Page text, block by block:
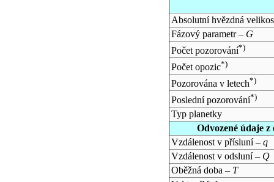
Absolutní hvězdná
Fázový parametr – G
Počet pozorování*)
Počet opozic*)
Pozorována v letech*)
Poslední pozorování*)
Typ planetky
Odvozené údaje
Vzdálenost v přísluní – q
Vzdálenost v odsluní – Q
Oběžná doba – T